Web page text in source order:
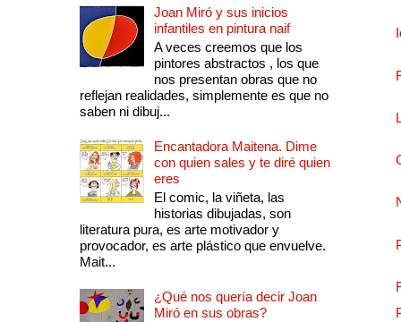
Joan Miró y sus inicios
infantiles en pintura naif
A veces creemos que los
pintores abstractos , los que
nos presentan obras que no
reflejan realidades, simplemente es que no
saben ni dibuj...
Encantadora Maitena. Dime
con quien sales y te diré quien
eres
El comic, la viñeta, las
historias dibujadas, son
literatura pura, es arte motivador y
provocador, es arte plástico que envuelve.
Mait...
¿Qué nos quería decir Joan
Miró en sus obras?